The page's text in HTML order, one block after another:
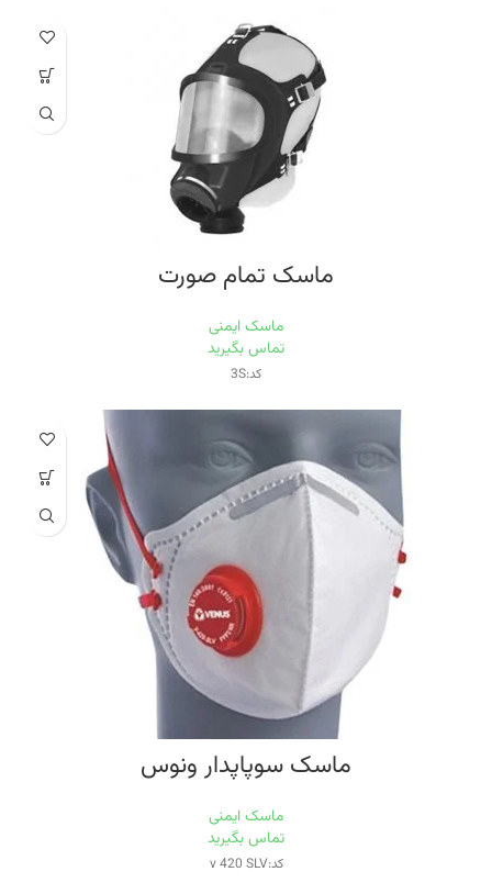
ماسک تمام صورت
ماسک ایمنی
تماس بگیرید
کد:3S
ماسک سوپاپدار ونوس
ماسک ایمنی
تماس بگیرید
کد:v 420 SLV